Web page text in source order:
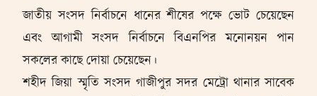
জাতীয় সংসদ নির্বাচনে ধানের শীষের পক্ষে ভোট চেয়েছেন
এবং আগামী সংসদ নির্বাচনে বিএনপির মনোনয়ন পান
সকলের কাছে দোয়া চেয়েছেন।
শহীদ জিয়া স্মৃতি সংসদ গাজীপুর সদর মেট্রো থানার সাবেক